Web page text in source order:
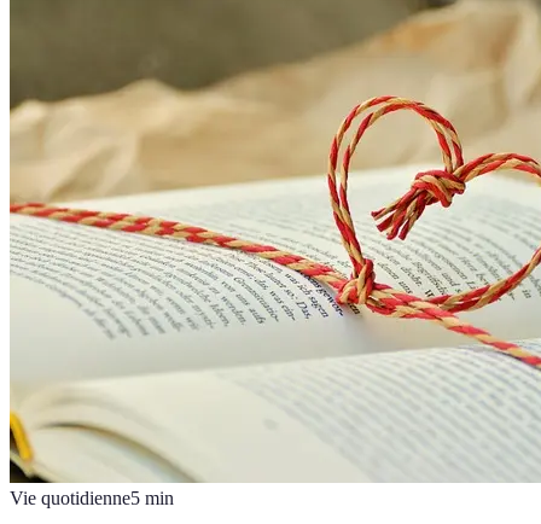
Vie quotidienne5 min